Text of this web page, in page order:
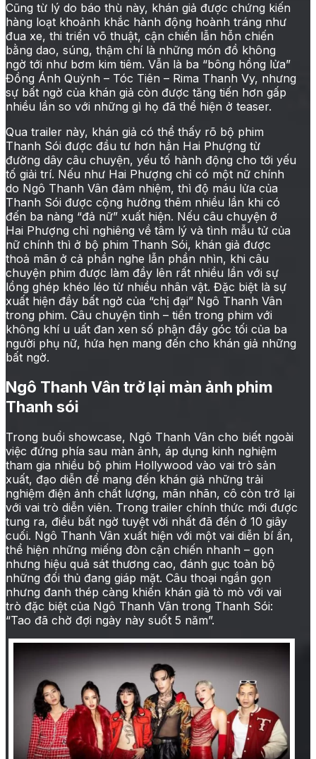
Cũng từ lý do báo thù này, khán giả được chứng kiến
hàng loạt khoảnh khắc hành động hoành tráng như
đua xe, thi triển võ thuật, cận chiến lẫn hỗn chiến
bằng dao, súng, thậm chí là những món đồ không
ngờ tới như bơm kim tiêm. Vẫn là ba “bông hồng lửa”
Đồng Ánh Quỳnh – Tóc Tiên – Rima Thanh Vy, nhưng
sự bất ngờ của khán giả còn được tăng tiến hơn gấp
nhiều lần so với những gì họ đã thể hiện ở teaser.
Qua trailer này, khán giả có thể thấy rõ bộ phim
Thanh Sói được đầu tư hơn hẳn Hai Phượng từ
đường dây câu chuyện, yếu tố hành động cho tới yếu
tố giải trí. Nếu như Hai Phượng chỉ có một nữ chính
do Ngô Thanh Vân đảm nhiệm, thì độ máu lửa của
Thanh Sói được cộng hưởng thêm nhiều lần khi có
đến ba nàng “đả nữ” xuất hiện. Nếu câu chuyện ở
Hai Phượng chỉ nghiêng về tâm lý và tình mẫu tử của
nữ chính thì ở bộ phim Thanh Sói, khán giả được
thoả mãn ở cả phần nghe lẫn phần nhìn, khi câu
chuyện phim được làm đầy lên rất nhiều lần với sự
lồng ghép khéo léo từ nhiều nhân vật. Đặc biệt là sự
xuất hiện đầy bất ngờ của “chị đại” Ngô Thanh Vân
trong phim. Câu chuyện tình – tiền trong phim với
không khí u uất đan xen số phận đầy góc tối của ba
người phụ nữ, hứa hẹn mang đến cho khán giả những
bất ngờ.
Ngô Thanh Vân trở lại màn ảnh phim
Thanh sói
Trong buổi showcase, Ngô Thanh Vân cho biết ngoài
việc đứng phía sau màn ảnh, áp dụng kinh nghiệm
tham gia nhiều bộ phim Hollywood vào vai trò sản
xuất, đạo diễn để mang đến khán giả những trải
nghiệm điện ảnh chất lượng, mãn nhãn, cô còn trở lại
với vai trò diễn viên. Trong trailer chính thức mới được
tung ra, điều bất ngờ tuyệt vời nhất đã đến ở 10 giây
cuối. Ngô Thanh Vân xuất hiện với một vai diễn bí ẩn,
thể hiện những miếng đòn cận chiến nhanh – gọn
nhưng hiệu quả sát thương cao, đánh gục toàn bộ
những đối thủ đang giáp mặt. Câu thoại ngắn gọn
nhưng đanh thép càng khiến khán giả tò mò với vai
trò đặc biệt của Ngô Thanh Vân trong Thanh Sói:
“Tao đã chờ đợi ngày này suốt 5 năm”.